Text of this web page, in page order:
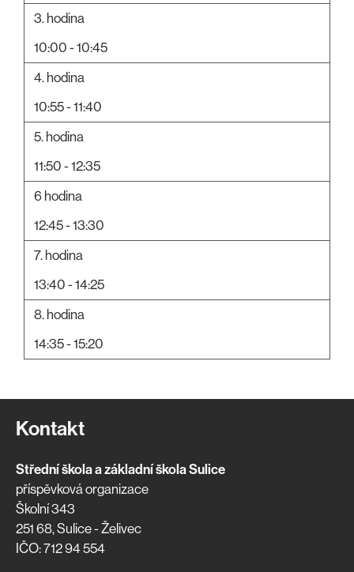
3. hodina
10:00 - 10:45
4. hodina
10:55 - 11:40
5. hodina
11:50 - 12:35
6 hodina
12:45 - 13:30
7. hodina
13:40 - 14:25
8. hodina
14:35 - 15:20
Kontakt
Střední škola a základní škola Sulice
příspěvková organizace
Školní 343
251 68, Sulice - Želivec
IČO: 712 94 554